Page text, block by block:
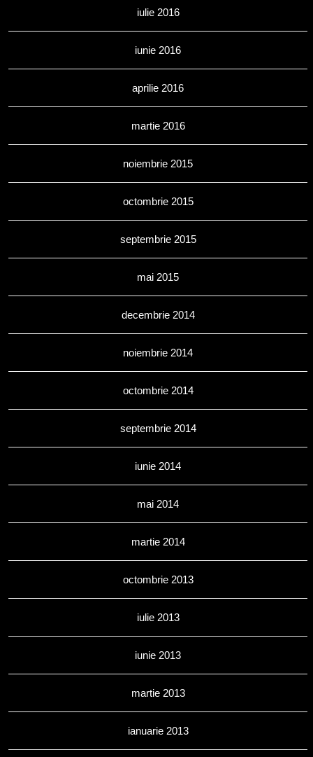
iulie 2016
iunie 2016
aprilie 2016
martie 2016
noiembrie 2015
octombrie 2015
septembrie 2015
mai 2015
decembrie 2014
noiembrie 2014
octombrie 2014
septembrie 2014
iunie 2014
mai 2014
martie 2014
octombrie 2013
iulie 2013
iunie 2013
martie 2013
ianuarie 2013